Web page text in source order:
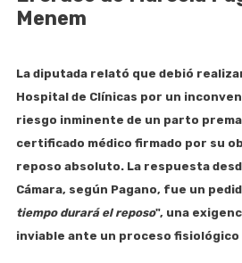
Menem
La diputada relató que debió
Hospital de Clínicas por un
riesgo inminente de un parto
certificado médico firmado por su
reposo absoluto. La respuesta
Cámara, según Pagano, fue un
tiempo durará el reposo", una
inviable ante un proceso